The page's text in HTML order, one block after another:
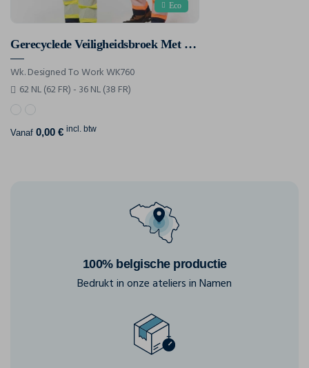
Eco
Gerecyclede Veiligheidsbroek Met Veel Zakken
Wk. Designed To Work WK760
62 NL (62 FR) - 36 NL (38 FR)
Vanaf 0,00 € incl. btw
100% belgische productie
Bedrukt in onze ateliers in Namen